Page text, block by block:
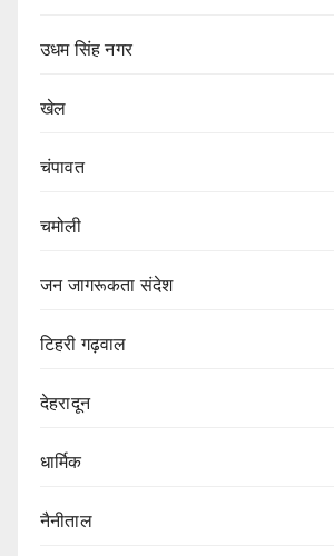
उधम सिंह नगर
खेल
चंपावत
चमोली
जन जागरूकता संदेश
टिहरी गढ़वाल
देहरादून
धार्मिक
नैनीताल